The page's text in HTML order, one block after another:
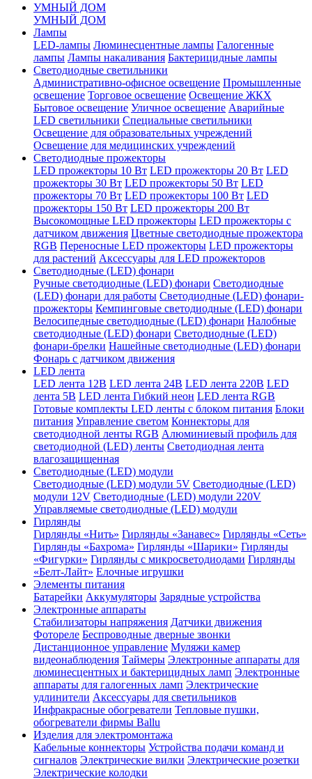
УМНЫЙ ДОМ
УМНЫЙ ДОМ
Лампы
LED-лампы Люминесцентные лампы Галогенные
лампы Лампы накаливания Бактерицидные лампы
Светодиодные светильники
Административно-офисное освещение Промышленные
освещение Торговое освещение Освещение ЖКХ
Бытовое освещение Уличное освещение Аварийные
LED светильники Специальные светильники
Освещение для образовательных учреждений
Освещение для медицинских учреждений
Светодиодные прожекторы
LED прожекторы 10 Вт LED прожекторы 20 Вт LED
прожекторы 30 Вт LED прожекторы 50 Вт LED
прожекторы 70 Вт LED прожекторы 100 Вт LED
прожекторы 150 Вт LED прожекторы 200 Вт
Высокомощные LED прожекторы LED прожекторы с
датчиком движения Цветные светодиодные прожектора
RGB Переносные LED прожекторы LED прожекторы
для растений Аксессуары для LED прожекторов
Светодиодные (LED) фонари
Ручные светодиодные (LED) фонари Светодиодные
(LED) фонари для работы Светодиодные (LED) фонари-
прожекторы Кемпинговые светодиодные (LED) фонари
Велосипедные светодиодные (LED) фонари Налобные
светодиодные (LED) фонари Светодиодные (LED)
фонари-брелки Нашейные светодиодные (LED) фонари
Фонарь с датчиком движения
LED лента
LED лента 12В LED лента 24В LED лента 220В LED
лента 5В LED лента Гибкий неон LED лента RGB
Готовые комплекты LED ленты с блоком питания Блоки
питания Управление светом Коннекторы для
светодиодной ленты RGB Алюминиевый профиль для
светодиодной (LED) ленты Светодиодная лента
влагозащищенная
Светодиодные (LED) модули
Светодиодные (LED) модули 5V Светодиодные (LED)
модули 12V Светодиодные (LED) модули 220V
Управляемые светодиодные (LED) модули
Гирлянды
Гирлянды «Нить» Гирлянды «Занавес» Гирлянды «Сеть»
Гирлянды «Бахрома» Гирлянды «Шарики» Гирлянды
«Фигурки» Гирлянды с микросветодиодами Гирлянды
«Белт-Лайт» Елочные игрушки
Элементы питания
Батарейки Аккумуляторы Зарядные устройства
Электронные аппараты
Стабилизаторы напряжения Датчики движения
Фотореле Беспроводные дверные звонки
Дистанционное управление Муляжи камер
видеонаблюдения Таймеры Электронные аппараты для
люминесцентных и бактерицидных ламп Электронные
аппараты для галогенных ламп Электрические
удлинители Аксессуары для светильников
Инфракрасные обогреватели Тепловые пушки,
обогреватели фирмы Ballu
Изделия для электромонтажа
Кабельные коннекторы Устройства подачи команд и
сигналов Электрические вилки Электрические розетки
Электрические колодки